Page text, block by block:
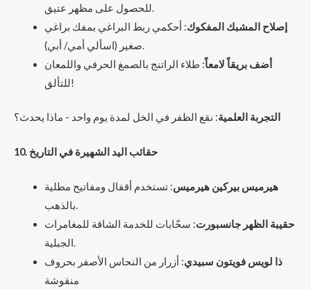
للحصول على مظهر عتيق.
إصلاح المشبك المفكوك: أحكمي ربط البراغي بمفك براغي
صغير (اسألي أمي/ أبي).
أضف بريقاً لامعاً: طلاء الراتنج بالصمغ الحرفي واللمعان
للتألق!
التجربة العلمية: نقع الظفر في الخل لمدة يوم واحد - ماذا يحدث؟
10. حقائب اليد الشهيرة في التاريخ
هيرميس بيركين هيرميس: تستخدم أقفال ومفاتيح مطلية
بالذهب.
حقيبة الظهر جانسبورت: سحّابات للخدمة الشاقة للمغامرات
الجبلية.
ذا لويس فويتون سبيدي: أزرار من النحاس الأصفر بحروف
منقوشة